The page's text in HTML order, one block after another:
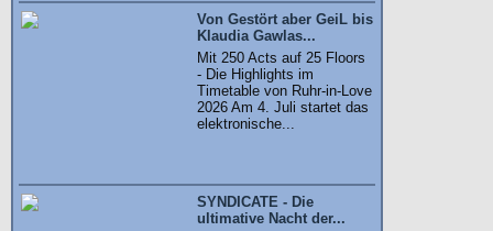
Von Gestört aber GeiL bis
Klaudia Gawlas...
Mit 250 Acts auf 25 Floors
- Die Highlights im
Timetable von Ruhr-in-Love
2026 Am 4. Juli startet das
elektronische...
SYNDICATE - Die
ultimative Nacht der...